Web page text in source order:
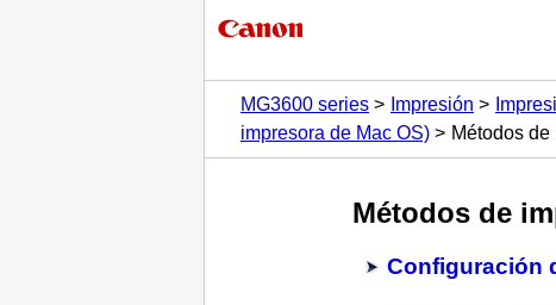
MG3600 series
Impresión
impresora de Mac OS)
Métodos
Métodos de
Configuración